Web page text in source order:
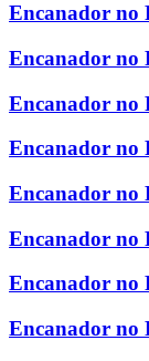
Encanador no
Encanador no
Encanador no
Encanador no
Encanador no
Encanador no
Encanador no
Encanador no